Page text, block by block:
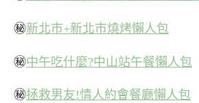
㊙新北市+新北市燒烤懶人包
㊙中午吃什麼?中山站午餐懶人包
㊙拯救男友!情人約會餐廳懶人包